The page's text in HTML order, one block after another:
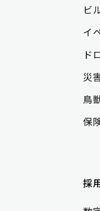
ビ
イ
ド
災
鳥
保
採